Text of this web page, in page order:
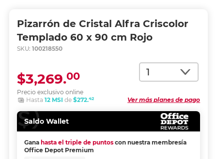
Pizarrón de Cristal Alfra Criscolor
Templado 60 x 90 cm Rojo
SKU: 100218550
Cantidad
Precio exclusivo online
$3,269.00
Ver más planes de pago
Hasta 12 MSI de $272.42
Saldo Wallet
Gana hasta el triple de puntos con nuestra membresía
Office Depot Premium